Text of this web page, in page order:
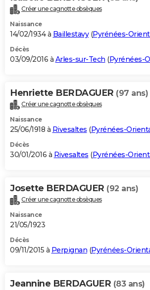
Créer une cagnotte obsèques
Naissance
14/02/1934 à Baillestavy(Pyrénées-
Décès
03/09/2016 à Arles-sur-Tech (Pyrénées-
Henriette BERDAGUER (97 ans)
Créer une cagnotte obsèques
Naissance
25/06/1918 à Rivesaltes (Pyrénées-
Décès
30/01/2016 à Rivesaltes (Pyrénées-
Josette BERDAGUER (92 ans)
Créer une cagnotte obsèques
Naissance
21/05/1923
Décès
09/11/2015 à Perpignan (Pyrénées-
Jeannine BERDAGUER (83 ans)